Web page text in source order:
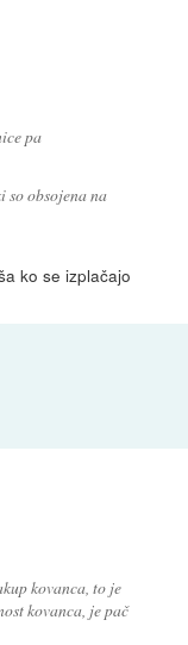
pa
obsojena na
ko se izplačajo
kovanca, to je
kovanca, je pač